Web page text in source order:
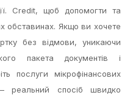
Credit, щоб допомогти та
обставинах. Якщо ви хочете
без відмови, уникаючи
пакета документів і
послуги мікрофінансових
спосіб швидко